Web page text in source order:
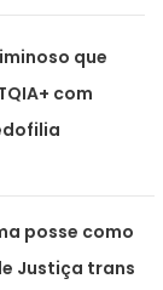
que
com
posse como
Justiça trans